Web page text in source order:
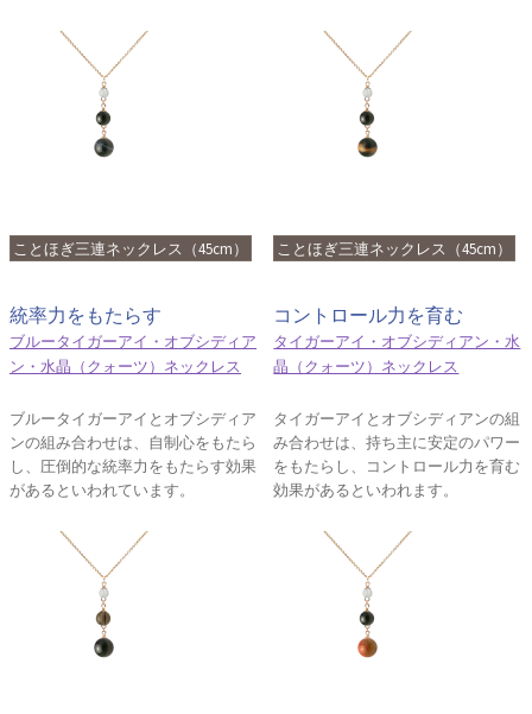
ことほぎ三連ネックレス（45cm）
統率力をもたらす
ブルータイガーアイ・オブシディア
ン・水晶（クォーツ）ネックレス
ブルータイガーアイとオブシディア
ンの組み合わせは、自制心をもたら
し、圧倒的な統率力をもたらす効果
があるといわれています。
ことほぎ三連ネックレス（45cm）
コントロール力を育む
タイガーアイ・オブシディアン・水
晶（クォーツ）ネックレス
タイガーアイとオブシディアンの組
み合わせは、持ち主に安定のパワー
をもたらし、コントロール力を育む
効果があるといわれます。